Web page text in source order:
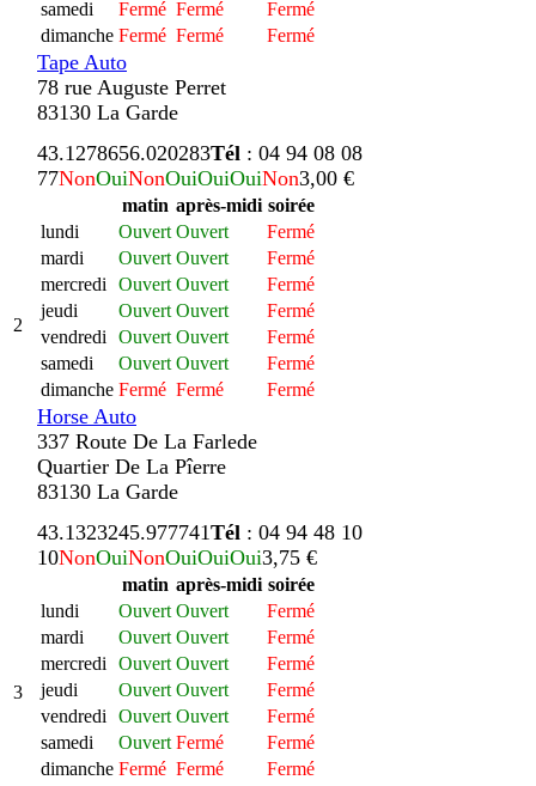
samedi
Fermé Fermé
Fermé
dimanche Fermé Fermé Fermé
Tape Auto
78 rue Auguste Perret
83130 La Garde
2
43.1278656.020283Tél : 04 94 08 08
77NonOuiNonOuiOuiOuiNon3,00 €
matin après-midi soirée
lundi
Ouvert Ouvert
Fermé
mardi
Ouvert Ouvert
Fermé
mercredi
Ouvert Ouvert
Fermé
jeudi
Ouvert Ouvert
Fermé
vendredi
Ouvert Ouvert
Fermé
samedi
Ouvert Ouvert
Fermé
dimanche Fermé Fermé Fermé
Horse Auto
337 Route De La Farlede
Quartier De La Pîerre
83130 La Garde
3
43.1323245.977741Tél : 04 94 48 10
10NonOuiNonOuiOuiOui3,75 €
matin après-midi soirée
lundi
Ouvert Ouvert
Fermé
mardi
Ouvert Ouvert
Fermé
mercredi
Ouvert Ouvert
Fermé
jeudi
Ouvert Ouvert
Fermé
vendredi
Ouvert Ouvert
Fermé
samedi
Ouvert Fermé
Fermé
dimanche Fermé Fermé Fermé